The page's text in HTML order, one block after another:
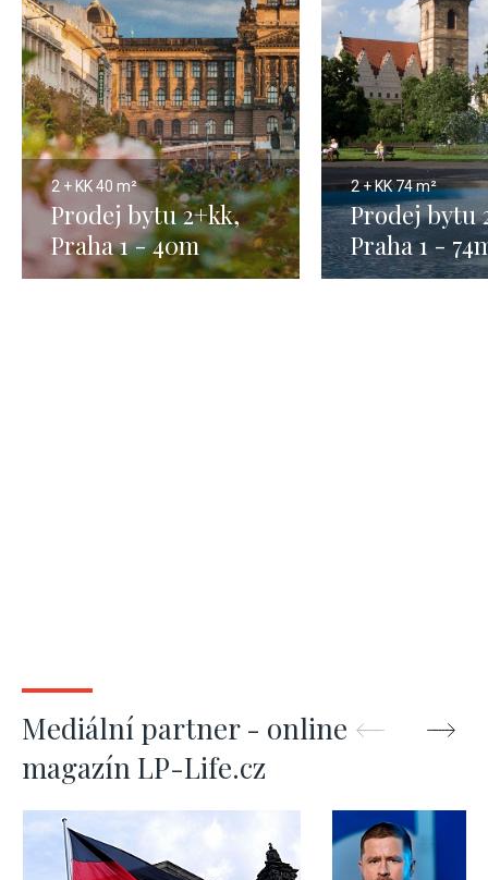
2 + KK40 m²
Prodej bytu 2+kk,
Praha 1 - 40m
2 + KK74 m²
Prodej bytu
Praha 1 -
Mediální partner - online
magazín LP-Life.cz